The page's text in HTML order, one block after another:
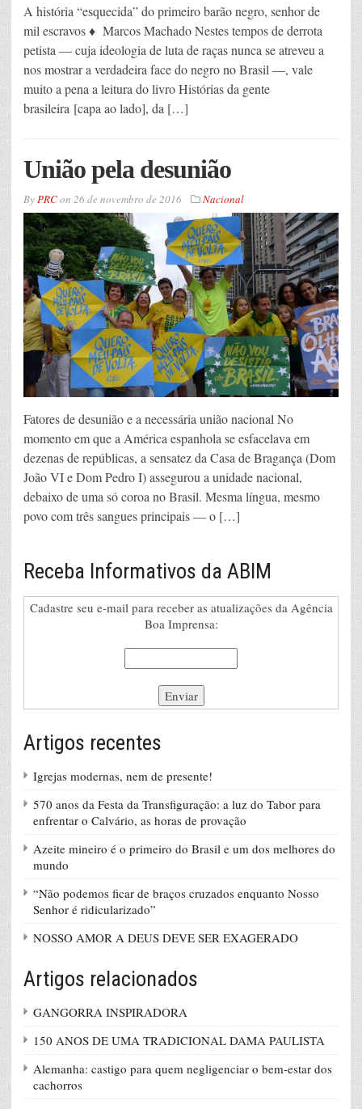
A história “esquecida” do primeiro barão negro, senhor de
mil escravos ♦ Marcos Machado Nestes tempos de derrota
petista — cuja ideologia de luta de raças nunca se atreveu a
nos mostrar a verdadeira face do negro no Brasil —, vale
muito a pena a leitura do livro Histórias da gente
brasileira [capa ao lado], da […]
União pela desunião
ByPRCon 26 de novembro de 2016 Nacional
Fatores de desunião e a necessária união nacional No
momento em que a América espanhola se esfacelava em
dezenas de repúblicas, a sensatez da Casa de Bragança (Dom
João VI e Dom Pedro I) assegurou a unidade nacional,
debaixo de uma só coroa no Brasil. Mesma língua, mesmo
povo com três sangues principais — o […]
Receba Informativos da ABIM
Cadastre seu e-mail para receber as atualizações da Agência
Boa Imprensa:
Artigos recentes
Igrejas modernas, nem de presente!
570 anos da Festa da Transfiguração: a luz do Tabor para
enfrentar o Calvário, as horas de provação
Azeite mineiro é o primeiro do Brasil e um dos melhores do
mundo
“Não podemos ficar de braços cruzados enquanto Nosso
Senhor é ridicularizado”
NOSSO AMOR A DEUS DEVE SER EXAGERADO
Artigos relacionados
GANGORRA INSPIRADORA
150 ANOS DE UMA TRADICIONAL DAMA PAULISTA
Alemanha: castigo para quem negligenciar o bem-estar dos
cachorros